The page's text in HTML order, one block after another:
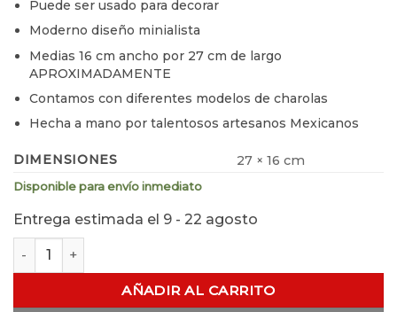
Puede ser usado para decorar
Moderno diseño minialista
Medias 16 cm ancho por 27 cm de largo
APROXIMADAMENTE
Contamos con diferentes modelos de charolas
Hecha a mano por talentosos artesanos Mexicanos
DIMENSIONES 27 × 16 cm
Disponible para envío inmediato
Entrega estimada el 9 - 22 agosto
Charola Rectangular Esquinas Redondas # 2 cantidad
AÑADIR AL CARRITO